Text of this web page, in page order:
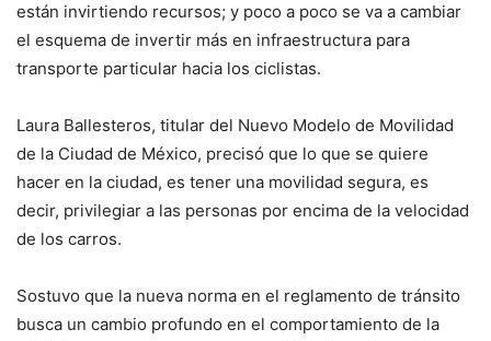
están invirtiendo recursos; y poco a poco se va a cambiar
el esquema de invertir más en infraestructura para
transporte particular hacia los ciclistas.
Laura Ballesteros, titular del Nuevo Modelo de Movilidad
de la Ciudad de México, precisó que lo que se quiere
hacer en la ciudad, es tener una movilidad segura, es
decir, privilegiar a las personas por encima de la velocidad
de los carros.
Sostuvo que la nueva norma en el reglamento de tránsito
busca un cambio profundo en el comportamiento de la